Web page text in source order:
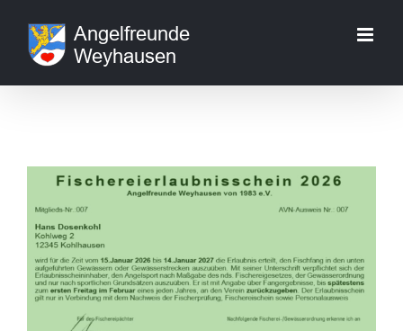
Inhalt
springen